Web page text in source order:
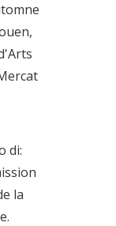
di:
la